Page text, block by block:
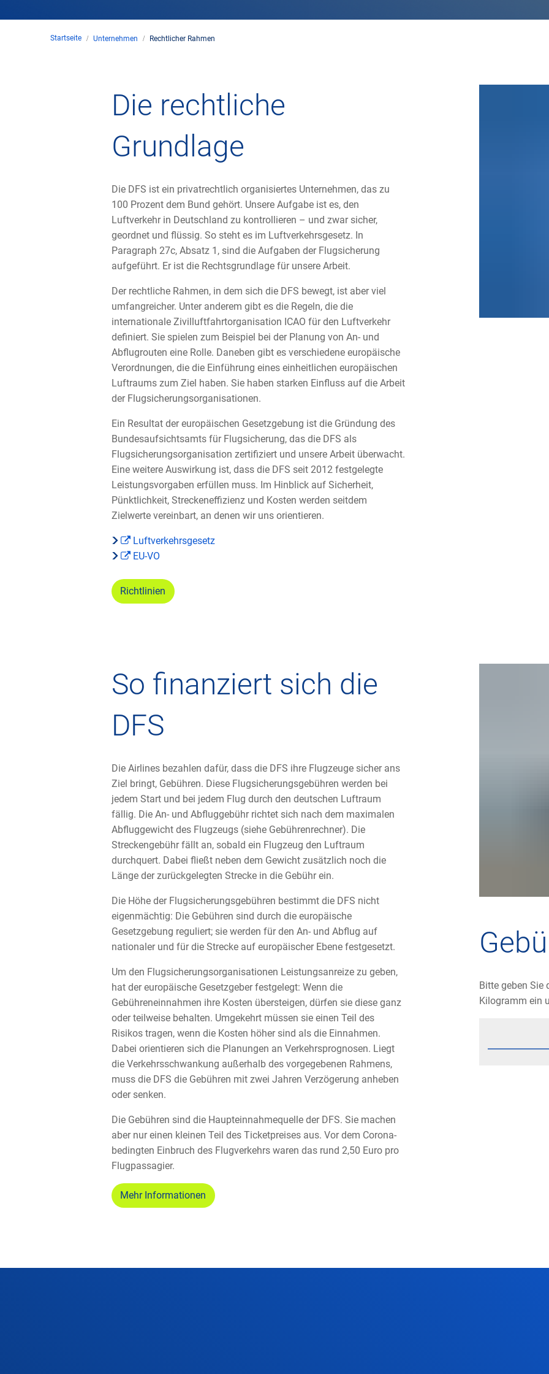
Startseite Unternehmen Rechtlicher Rahmen
Die rechtliche
Grundlage
Die DFS ist ein privatrechtlich organisiertes Unternehmen, das zu
100 Prozent dem Bund gehört. Unsere Aufgabe ist es, den
Luftverkehr in Deutschland zu kontrollieren – und zwar sicher,
geordnet und flüssig. So steht es im Luftverkehrsgesetz. In
Paragraph 27c, Absatz 1, sind die Aufgaben der Flugsicherung
aufgeführt. Er ist die Rechtsgrundlage für unsere Arbeit.
Der rechtliche Rahmen, in dem sich die DFS bewegt, ist aber viel
umfangreicher. Unter anderem gibt es die Regeln, die die
internationale Zivilluftfahrtorganisation ICAO für den Luftverkehr
definiert. Sie spielen zum Beispiel bei der Planung von An- und
Abflugrouten eine Rolle. Daneben gibt es verschiedene europäische
Verordnungen, die die Einführung eines einheitlichen europäischen
Luftraums zum Ziel haben. Sie haben starken Einfluss auf die Arbeit
der Flugsicherungsorganisationen.
Ein Resultat der europäischen Gesetzgebung ist die Gründung des
Bundesaufsichtsamts für Flugsicherung, das die DFS als
Flugsicherungsorganisation zertifiziert und unsere Arbeit überwacht.
Eine weitere Auswirkung ist, dass die DFS seit 2012 festgelegte
Leistungsvorgaben erfüllen muss. Im Hinblick auf Sicherheit,
Pünktlichkeit, Streckeneffizienz und Kosten werden seitdem
Zielwerte vereinbart, an denen wir uns orientieren.
Luftverkehrsgesetz
EU-VO
Richtlinien
So finanziert sich die
DFS
Die Airlines bezahlen dafür, dass die DFS ihre Flugzeuge sicher ans
Ziel bringt, Gebühren. Diese Flugsicherungsgebühren werden bei
jedem Start und bei jedem Flug durch den deutschen Luftraum
fällig. Die An- und Abfluggebühr richtet sich nach dem maximalen
Abfluggewicht des Flugzeugs (siehe Gebührenrechner). Die
Streckengebühr fällt an, sobald ein Flugzeug den Luftraum
durchquert. Dabei fließt neben dem Gewicht zusätzlich noch die
Länge der zurückgelegten Strecke in die Gebühr ein.
Die Höhe der Flugsicherungsgebühren bestimmt die DFS nicht
eigenmächtig: Die Gebühren sind durch die europäische
Gesetzgebung reguliert; sie werden für den An- und Abflug auf
nationaler und für die Strecke auf europäischer Ebene festgesetzt.
Um den Flugsicherungsorganisationen Leistungsanreize zu geben,
hat der europäische Gesetzgeber festgelegt: Wenn die
Gebühreneinnahmen ihre Kosten übersteigen, dürfen sie diese ganz
oder teilweise behalten. Umgekehrt müssen sie einen Teil des
Risikos tragen, wenn die Kosten höher sind als die Einnahmen.
Dabei orientieren sich die Planungen an Verkehrsprognosen. Liegt
die Verkehrsschwankung außerhalb des vorgegebenen Rahmens,
muss die DFS die Gebühren mit zwei Jahren Verzögerung anheben
oder senken.
Die Gebühren sind die Haupteinnahmequelle der DFS. Sie machen
aber nur einen kleinen Teil des Ticketpreises aus. Vor dem Corona-
bedingten Einbruch des Flugverkehrs waren das rund 2,50 Euro pro
Flugpassagier.
Mehr Informationen
Bitte geben Sie
Kilogramm ein